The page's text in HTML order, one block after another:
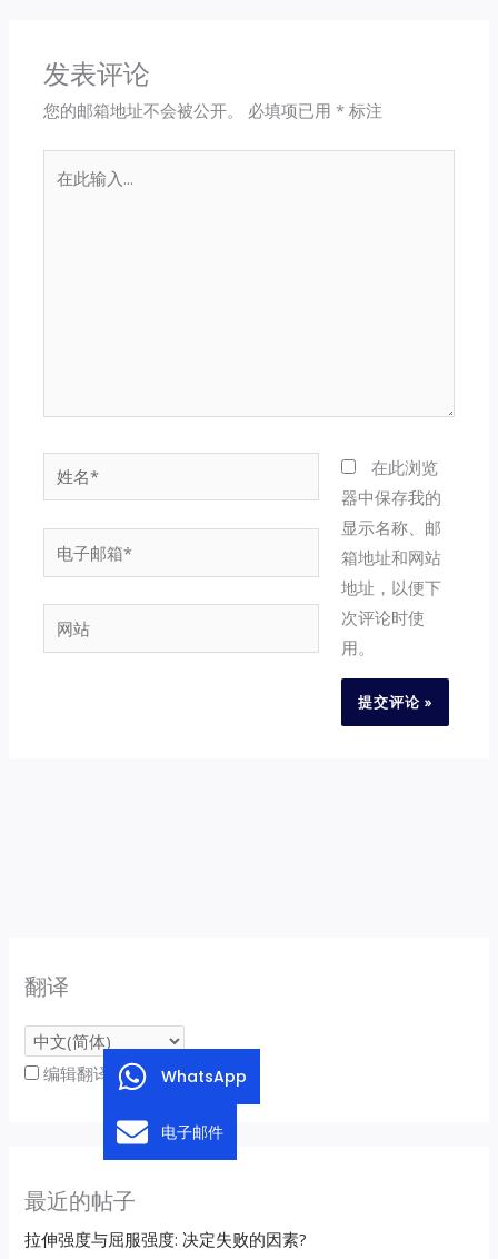
发表评论
您的邮箱地址不会被公开。 必填项已用* 标注
姓
名
*
子
邮
箱
网
站
在此浏览
器中保存我的
显示名称、邮
箱地址和网站
地址，以便下
次评论时使
用。
翻译
编辑翻译
最近的帖子
拉伸强度与屈服强度: 决定失败的因素?
WhatsApp
电子邮件